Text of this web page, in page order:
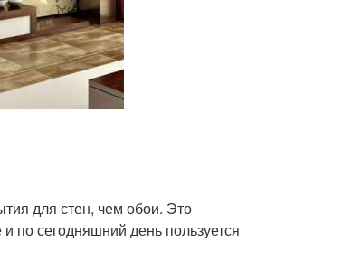
для стен, чем обои. Это
по сегодняшний день пользуется